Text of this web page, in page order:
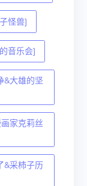
怪兽]
音乐会]
&大雄的坚
家克莉丝
&采柿子历